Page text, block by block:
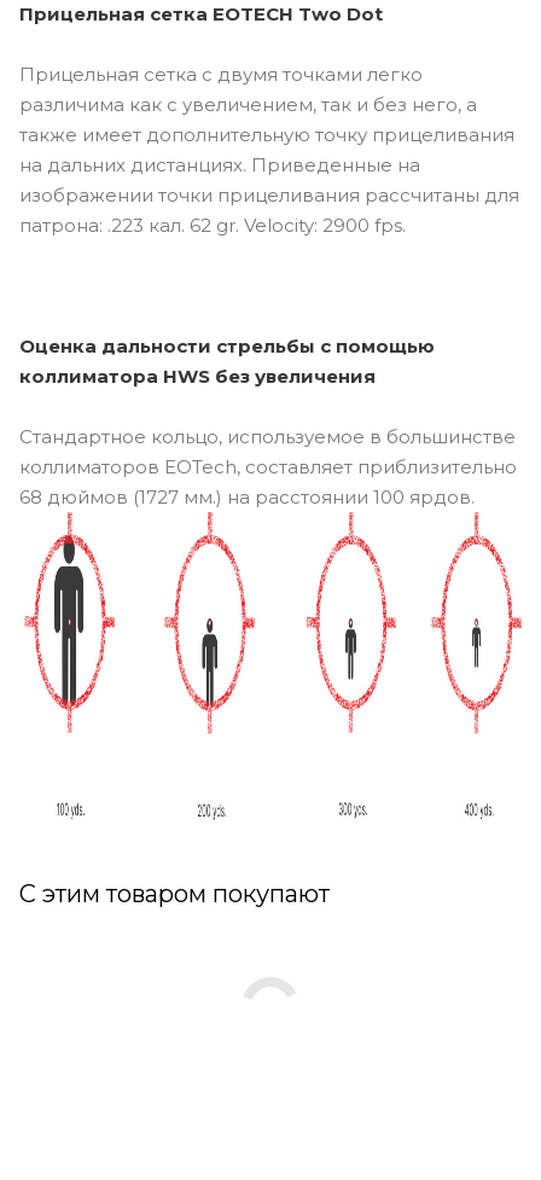
Прицельная сетка EOTECH Two Dot
Прицельная сетка с двумя точками легко
различима как с увеличением, так и без него, а
также имеет дополнительную точку прицеливания
на дальних дистанциях. Приведенные на
изображении точки прицеливания рассчитаны для
патрона: .223 кал. 62 gr. Velocity: 2900 fps.
Оценка дальности стрельбы с помощью
коллиматора HWS без увеличения
Стандартное кольцо, используемое в большинстве
коллиматоров EOTech, составляет приблизительно
68 дюймов (1727 мм.) на расстоянии 100 ярдов.
С этим товаром покупают